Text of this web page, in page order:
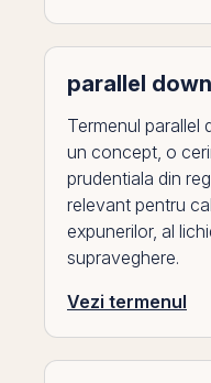
parallel
Termenul parallel
un concept, o
prudentiala din
relevant pentru
expunerilor, al
supraveghere.
Vezi termenul